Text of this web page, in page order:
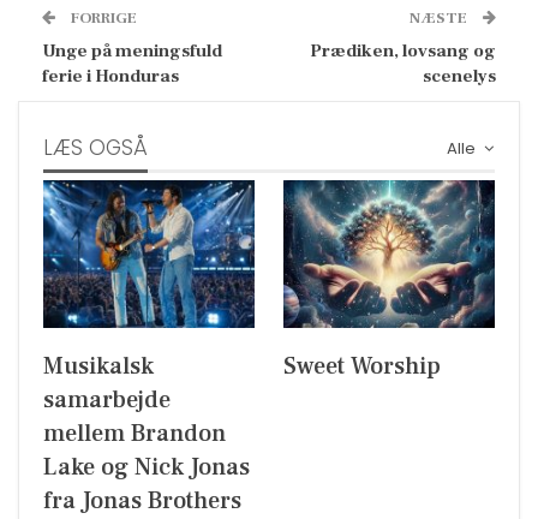
FORRIGE
Unge på meningsfuld
ferie i Honduras
NÆSTE
Prædiken, lovsang og
scenelys
Alle
LÆS OGSÅ
Musikalsk
samarbejde
mellem Brandon
Lake og Nick Jonas
fra Jonas Brothers
Sweet Worship